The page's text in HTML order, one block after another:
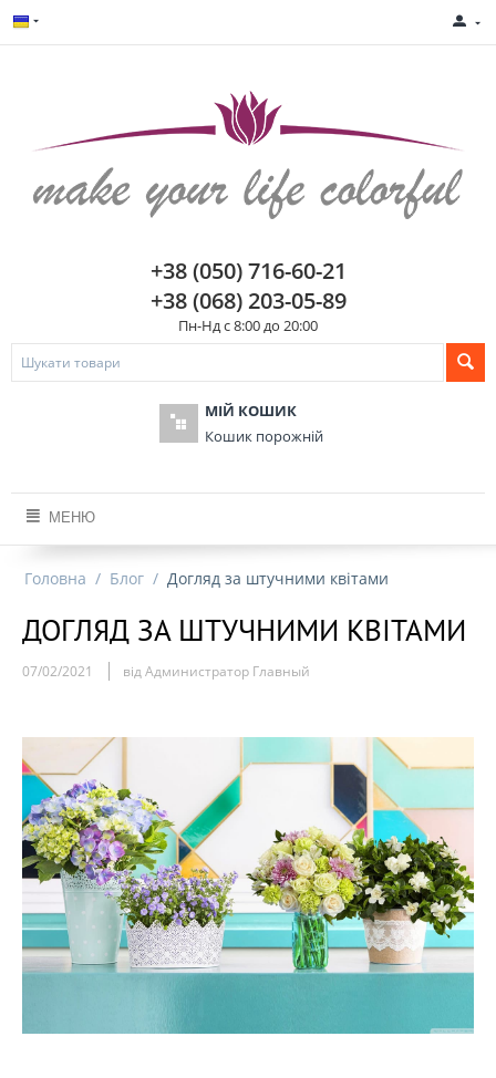
+38 (050) 716-60-21
+38 (068) 203-05-89
Пн-Нд с 8:00 до 20:00
МІЙ КОШИК
Кошик порожній
МЕНЮ
Головна / Блог / Догляд за штучними квітами
ДОГЛЯД ЗА ШТУЧНИМИ КВІТАМИ
07/02/2021 від Администратор Главный